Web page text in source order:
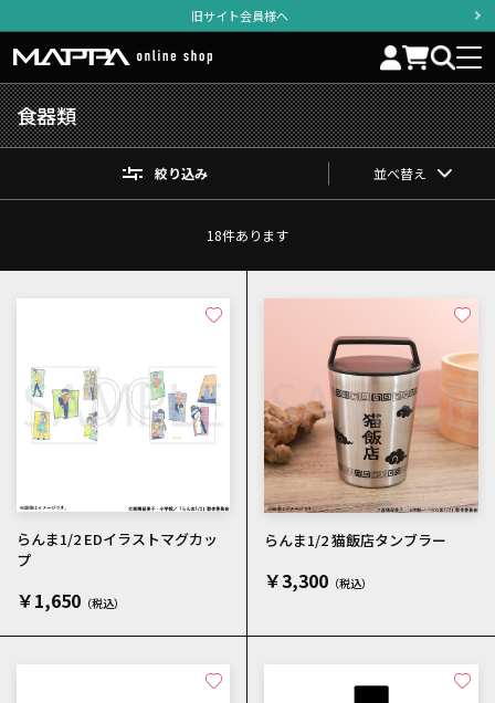
旧サイト会員様へ
食器類
絞り込み 並べ替え
18件あります
らんま1/2 EDイラストマグカッ
プ
￥1,650
らんま1/2 猫飯店タンブラー
￥3,300